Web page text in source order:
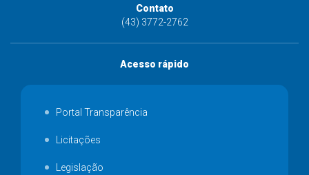
Contato
(43) 3772-2762
Acesso rápido
Portal Transparência
Licitações
Legislação